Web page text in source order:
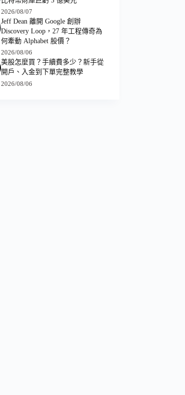
2026/08/07
Jeff Dean 離開 Google 創辦
Discovery Loop，27 年工程傳奇為
何牽動 Alphabet 股價？
2026/08/06
美股怎麼買？手續費多少？新手從
開戶、入金到下單完整教學
2026/08/06